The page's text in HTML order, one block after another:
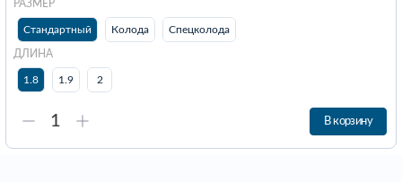
РАЗМЕР
Стандартный Колода Спецколода
ДЛИНА
1.8 1.9 2
В корзину